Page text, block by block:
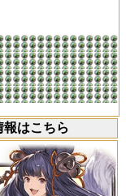
はこちら